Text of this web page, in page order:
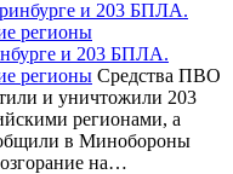
и 203 БПЛА.
регионы Средства ПВО
и уничтожили 203
регионами, а
в Минобороны
на…